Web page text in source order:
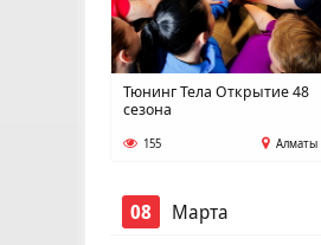
Тюнинг Тела Открытие 48
сезона
155 Алматы
08 Марта